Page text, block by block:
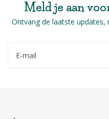
Meld je aan
Ontvang de laatste updates,